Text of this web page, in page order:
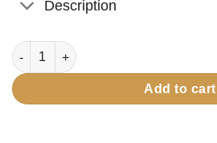
Description
ΤHEANGELIS - Almond oil quantity
Add to cart